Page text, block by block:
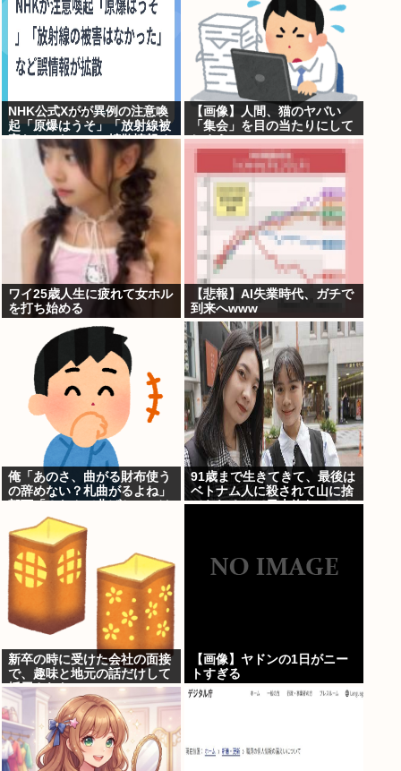
NHK公式Xがが異例の注意喚
起「原爆はうそ」「放射線被
害なかった」SNS拡散情報め
ぐり「荒唐無稽」
【画像】人間、猫のヤバい
「集会」を目の当たりにして
しまう・・・・・
ワイ25歳人生に疲れて女ホル
を打ち始める
【悲報】AI失業時代、ガチで
到来へwww
俺「あのさ、曲がる財布使う
の辞めない？札曲がるよね」
ないんですか」 ←正論なのに
俺が悪いのか？
91歳まで生きてきて、最後は
ベトナム人に殺されて山に捨
てられるって日本終わってん
新卒の時に受けた会社の面接
で、趣味と地元の話だけして
採用された
【画像】ヤドンの1日がニー
トすぎる